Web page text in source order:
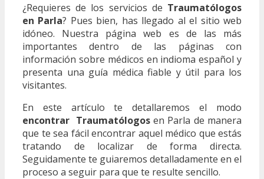
¿Requieres de los servicios de Traumatólogos
en Parla? Pues bien, has llegado al el sitio web
idóneo. Nuestra página web es de las más
importantes dentro de las páginas con
información sobre médicos en indioma español y
presenta una guía médica fiable y útil para los
visitantes.
En este artículo te detallaremos el modo
encontrar Traumatólogosen Parla de manera
que te sea fácil encontrar aquel médico que estás
tratando de localizar de forma directa.
Seguidamente te guiaremos detalladamente en el
proceso a seguir para que te resulte sencillo.